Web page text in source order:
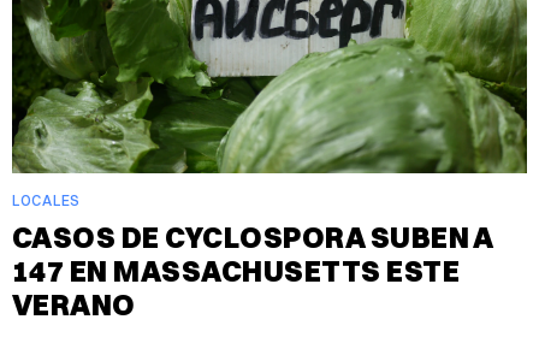
LOCALES
CASOS DE CYCLOSPORA SUBEN A
147 EN MASSACHUSETTS ESTE
VERANO